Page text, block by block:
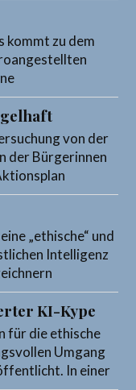
kommt zu dem
von der
der Bürgerinnen
„ethische“ und
Intelligenz
KI-Kype
für die ethische
Umgang
In einer